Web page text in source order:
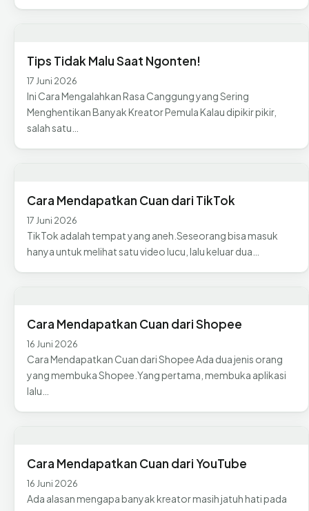
Tips Tidak Malu Saat Ngonten!
17 Juni 2026
Ini Cara Mengalahkan Rasa Canggung yang Sering
Menghentikan Banyak Kreator Pemula Kalau dipikir pikir,
salah satu…
Cara Mendapatkan Cuan dari TikTok
17 Juni 2026
TikTok adalah tempat yang aneh.Seseorang bisa masuk
hanya untuk melihat satu video lucu, lalu keluar dua…
Cara Mendapatkan Cuan dari Shopee
16 Juni 2026
Cara Mendapatkan Cuan dari Shopee Ada dua jenis orang
yang membuka Shopee.Yang pertama, membuka aplikasi
lalu…
Cara Mendapatkan Cuan dari YouTube
16 Juni 2026
Ada alasan mengapa banyak kreator masih jatuh hati pada